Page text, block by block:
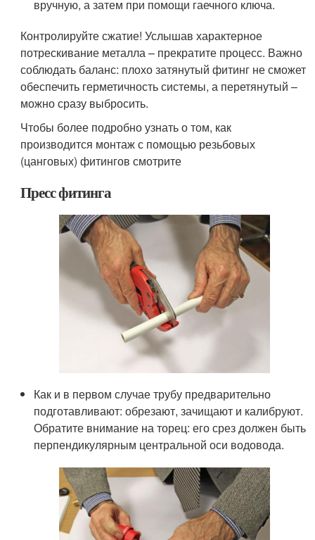
вручную, а затем при помощи гаечного ключа.
Контролируйте сжатие! Услышав характерное
потрескивание металла – прекратите процесс. Важно
соблюдать баланс: плохо затянутый фитинг не сможет
обеспечить герметичность системы, а перетянутый –
можно сразу выбросить.
Чтобы более подробно узнать о том, как
производится монтаж с помощью резьбовых
(цанговых) фитингов смотрите
Пресс фитинга
Как и в первом случае трубу предварительно
подготавливают: обрезают, зачищают и калибруют.
Обратите внимание на торец: его срез должен быть
перпендикулярным центральной оси водовода.